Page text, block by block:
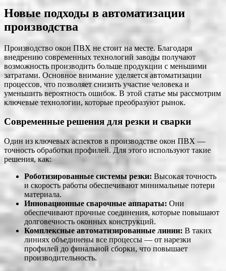
Новые подходы в автоматизации
производства
Производство окон ПВХ не стоит на месте. Благодаря
внедрению современных технологий заводы получают
возможность производить больше продукции с меньшими
затратами. Основное внимание уделяется автоматизации
процессов, что позволяет снизить участие человека и
уменьшить вероятность ошибок. В этой статье мы рассмотрим
ключевые технологии, которые преобразуют рынок.
Современные решения для резки и сварки
Один из ключевых аспектов в производстве окон ПВХ —
точность обработки профилей. Для этого используют такие
решения, как:
Роботизированные системы резки: Высокая точность
и скорость работы обеспечивают минимальные потери
материала.
Инновационные сварочные аппараты: Они
обеспечивают прочные соединения, которые повышают
долговечность оконных конструкций.
Комплексные автоматизированные линии: В таких
линиях объединены все процессы — от нарезки
профилей до финальной сборки, что повышает
производительность.